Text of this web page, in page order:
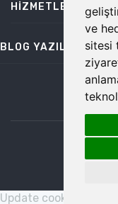
ve
sitesi
HIZMETLER
BLOG YAZILARI
©2026
Update cookies